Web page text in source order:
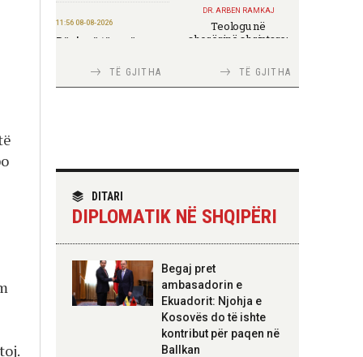
11:56 08-08-2026
Për herë të parë,
me mjete taktike
“Made in Albania”
për siguri të
përbashkët
09:19 08-08-2026
Peizazhe magjike nga
lumi Vjosa
TË GJITHA
DR. ARBEN RAMKAJ
Teologu në
shoqërinë shqiptare:
fetar dhe angazhimit
publik
Italia Strategjike —
“Shqipëria në BE,
projekt më i madh se
amaneti i
Skënderbeut dhe
Ismail Qemalit”
TË GJITHA
DITARI
DIPLOMATIK NË SHQIPËRI
Begaj pret
ambasadorin e
Ekuadorit: Njohja e
Kosovës do të ishte
kontribut për paqen në
Ballkan